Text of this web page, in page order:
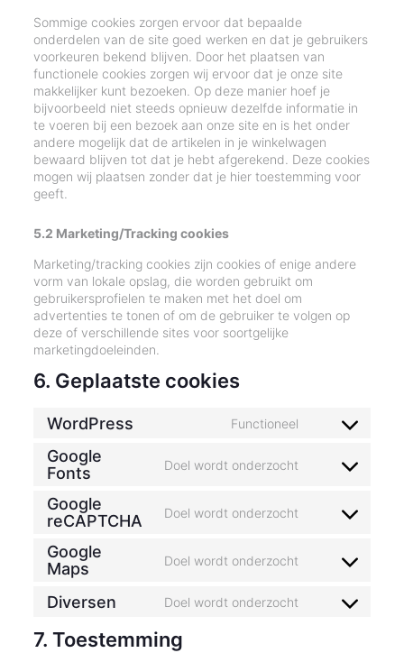
Sommige cookies zorgen ervoor dat bepaalde
onderdelen van de site goed werken en dat je gebruikers
voorkeuren bekend blijven. Door het plaatsen van
functionele cookies zorgen wij ervoor dat je onze site
makkelijker kunt bezoeken. Op deze manier hoef je
bijvoorbeeld niet steeds opnieuw dezelfde informatie in
te voeren bij een bezoek aan onze site en is het onder
andere mogelijk dat de artikelen in je winkelwagen
bewaard blijven tot dat je hebt afgerekend. Deze cookies
mogen wij plaatsen zonder dat je hier toestemming voor
geeft.
5.2 Marketing/Tracking cookies
Marketing/tracking cookies zijn cookies of enige andere
vorm van lokale opslag, die worden gebruikt om
gebruikersprofielen te maken met het doel om
advertenties te tonen of om de gebruiker te volgen op
deze of verschillende sites voor soortgelijke
marketingdoeleinden.
6. Geplaatste cookies
WordPress Functioneel
Consent
service
Google
Fonts
Doel wordt onderzocht
Consent
google-
Google
reCAPTCHA
Doel wordt onderzocht
Consent
google-
Google
Maps
Doel wordt onderzocht
Consent
service
Diversen Doel wordt onderzocht
Consent
7. Toestemming